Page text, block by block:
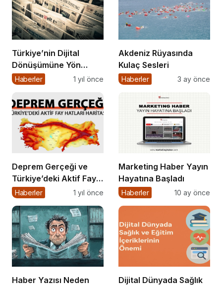
Türkiye’nin Dijital
Dönüşümüne Yön
Veren 15 Platform
Haberler 1 yıl önce
Akdeniz Rüyasında
Kulaç Sesleri
Haberler 3 ay önce
Deprem Gerçeği ve
Türkiye’deki Aktif Fay
Hatları (Tüm Şehirler)
Haberler 1 yıl önce
Marketing Haber Yayın
Hayatına Başladı
Haberler 10 ay önce
Haber Yazısı Neden
Dijital Dünyada Sağlık